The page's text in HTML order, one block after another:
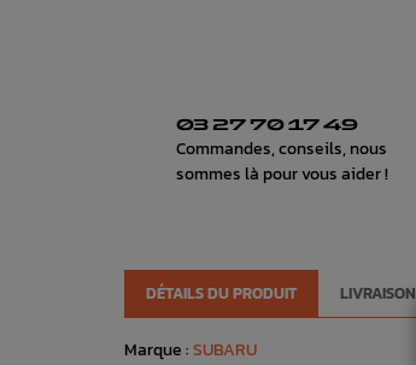
03 27 70 17 49
Commandes, conseils, nous
sommes là pour vous aider !
DÉTAILS DU PRODUIT LIVRAISON
Marque :SUBARU